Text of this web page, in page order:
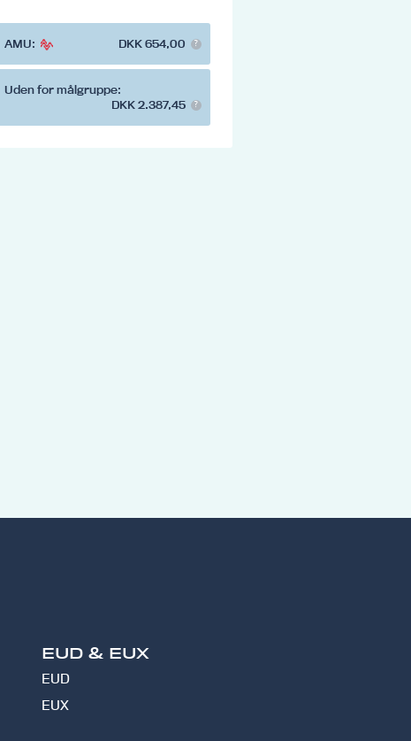
AMU: DKK 654,00
Uden for målgruppe:
DKK 2.387,45
EUD & EUX
EUD
EUX